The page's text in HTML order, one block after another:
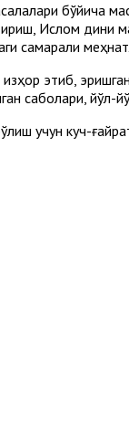
бўйича
Ислом дини
этиб,
сабоқлари, йўл-
учун куч-